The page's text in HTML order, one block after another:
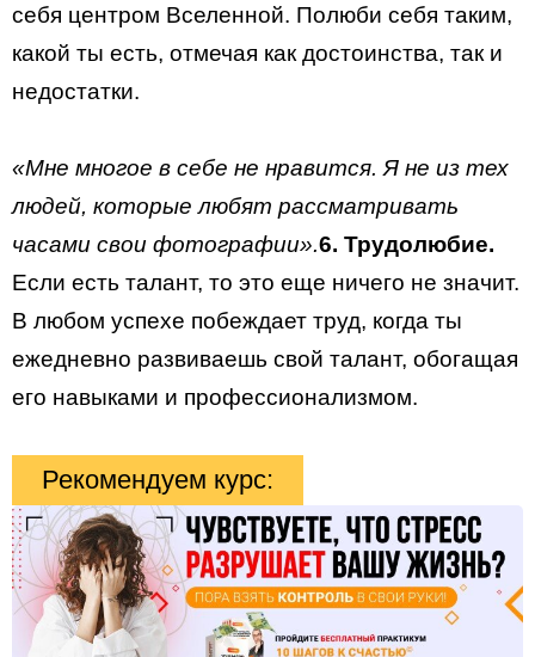
себя центром Вселенной. Полюби себя таким,
какой ты есть, отмечая как достоинства, так и
недостатки.
«Мне многое в себе не нравится. Я не из тех
людей, которые любят рассматривать
часами свои фотографии».6. Трудолюбие.
Если есть талант, то это еще ничего не значит.
В любом успехе побеждает труд, когда ты
ежедневно развиваешь свой талант, обогащая
его навыками и профессионализмом.
Рекомендуем курс: